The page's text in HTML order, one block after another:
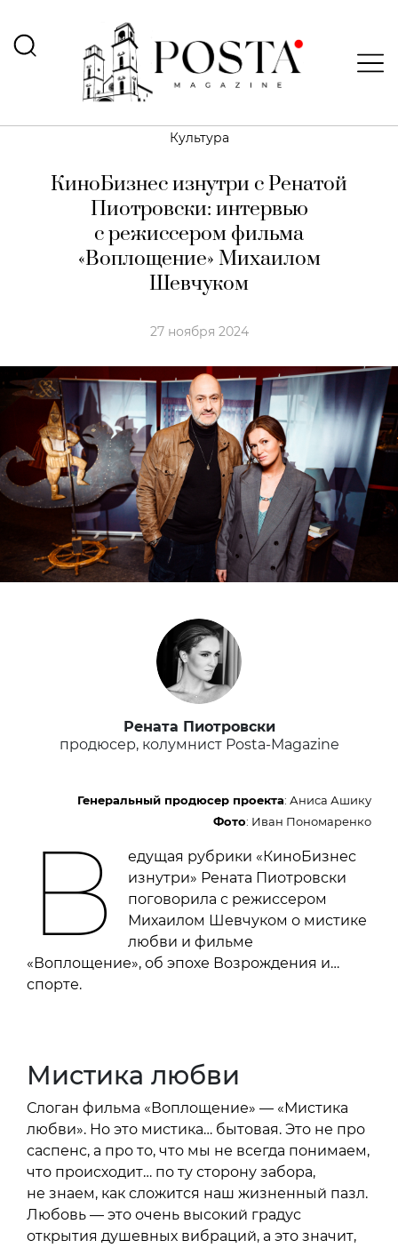
Культура
КиноБизнес изнутри с Ренатой
Пиотровски: интервью
с режиссером фильма
«Воплощение» Михаилом
Шевчуком
27 ноября 2024
Рената Пиотровски
продюсер, колумнист Posta-Magazine
Генеральный продюсер проекта: Аниса Ашику
Фото: Иван Пономаренко
В
едущая рубрики «КиноБизнес
изнутри» Рената Пиотровски
поговорила с режиссером
Михаилом Шевчуком о мистике
любви и фильме
«Воплощение», об эпохе Возрождения и…
спорте.
Мистика любви
Слоган фильма «Воплощение» — «Мистика
любви». Но это мистика… бытовая. Это не про
саспенс, а про то, что мы не всегда понимаем,
что происходит… по ту сторону забора,
не знаем, как сложится наш жизненный пазл.
Любовь — это очень высокий градус
открытия душевных вибраций, а это значит,